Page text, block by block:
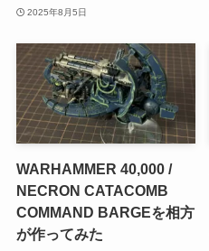
2025年8月5日
WARHAMMER 40,000 /
NECRON CATACOMB
COMMAND BARGEを相方
が作ってみた